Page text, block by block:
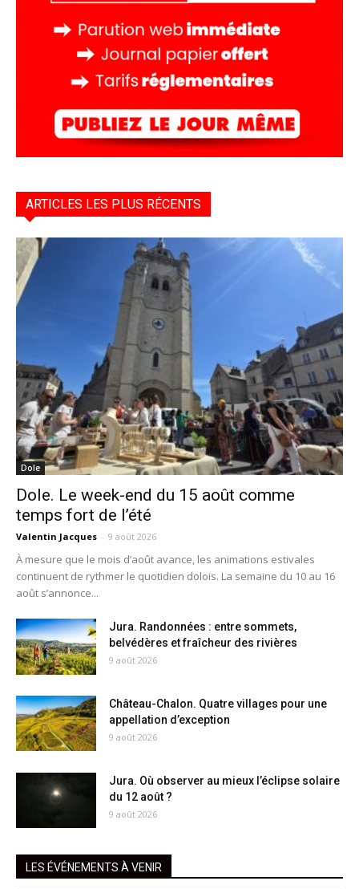
ARTICLES LES PLUS RÉCENTS
Dole
Dole. Le week-end du 15 août comme
temps fort de l’été
Valentin Jacques - 9 août 2026
À mesure que le mois d’août avance, les animations estivales
continuent de rythmer le quotidien dolois. La semaine du 10 au 16
août s’annonce...
Jura. Randonnées : entre sommets,
belvédères et fraîcheur des rivières
9 août 2026
Château-Chalon. Quatre villages pour une
appellation d’exception
9 août 2026
Jura. Où observer au mieux l’éclipse solaire
du 12 août ?
9 août 2026
LES ÉVÉNEMENTS À VENIR